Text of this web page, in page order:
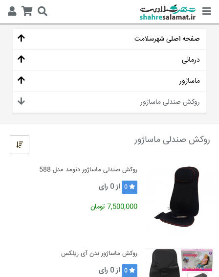
صفحه اصلی شهرسلامت
درمانی
ماساژور
روکش صندلی ماساژور
روکش صندلی ماساژور
روکش صندلی ماساژور دنومد مدل 588
0 از0 رای
7,500,000 تومان
روکش ماساژور بدن آی ریلکس
0 از0 رای